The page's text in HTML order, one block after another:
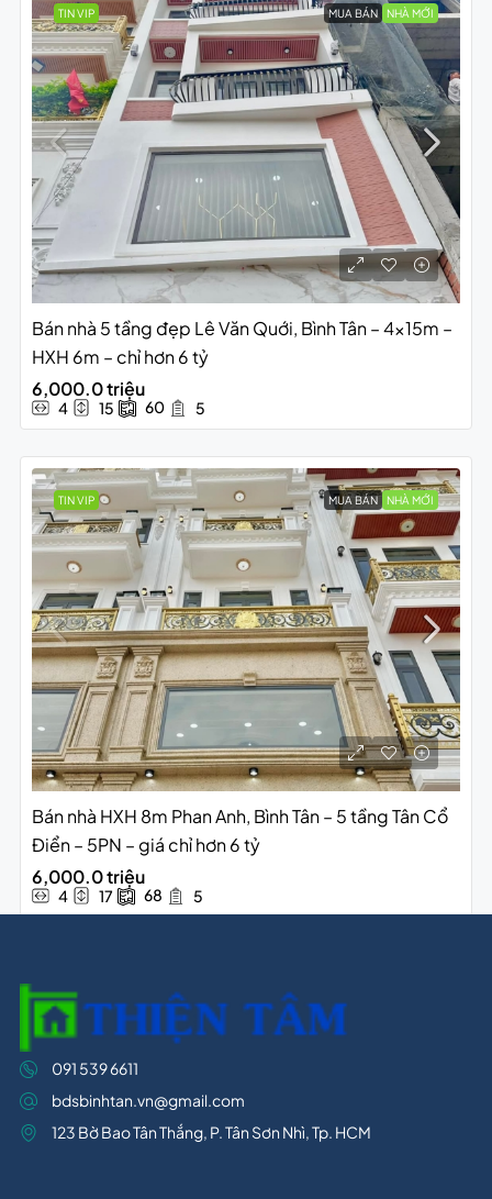
TIN VIP MUA BÁN NHÀ MỚI
Bán nhà 5 tầng đẹp Lê Văn Quới, Bình Tân – 4x15m –
HXH 6m – chỉ hơn 6 tỷ
6,000.0 triệu
4 15 60 5
TIN VIP MUA BÁN NHÀ MỚI
Bán nhà HXH 8m Phan Anh, Bình Tân – 5 tầng Tân Cổ
Điển – 5PN – giá chỉ hơn 6 tỷ
6,000.0 triệu
4 17 68 5
091 539 6611
bdsbinhtan.vn@gmail.com
123 Bờ Bao Tân Thắng, P. Tân Sơn Nhì, Tp. HCM